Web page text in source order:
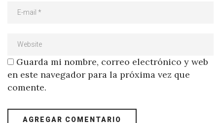
Guarda mi nombre, correo electrónico y web
en este navegador para la próxima vez que
comente.